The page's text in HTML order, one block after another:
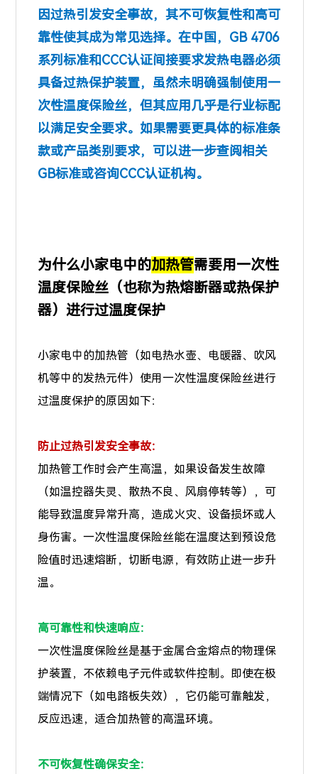
因过热引发安全事故，其不可恢复性和高可
靠性使其成为常见选择。在中国，GB 4706
系列标准和CCC认证间接要求发热电器必须
具备过热保护装置，虽然未明确强制使用一
次性温度保险丝，但其应用几乎是行业标配
以满足安全要求。如果需要更具体的标准条
款或产品类别要求，可以进一步查阅相关
GB标准或咨询CCC认证机构。
为什么小家电中的加热管需要用一次性
温度保险丝（也称为热熔断器或热保护
器）进行过温度保护
小家电中的加热管（如电热水壶、电暖器、吹风
机等中的发热元件）使用一次性温度保险丝进行
过温度保护的原因如下：
防止过热引发安全事故：
加热管工作时会产生高温，如果设备发生故障
（如温控器失灵、散热不良、风扇停转等），可
能导致温度异常升高，造成火灾、设备损坏或人
身伤害。一次性温度保险丝能在温度达到预设危
险值时迅速熔断，切断电源，有效防止进一步升
温。
高可靠性和快速响应：
一次性温度保险丝是基于金属合金熔点的物理保
护装置，不依赖电子元件或软件控制。即使在极
端情况下（如电路板失效），它仍能可靠触发，
反应迅速，适合加热管的高温环境。
不可恢复性确保安全：